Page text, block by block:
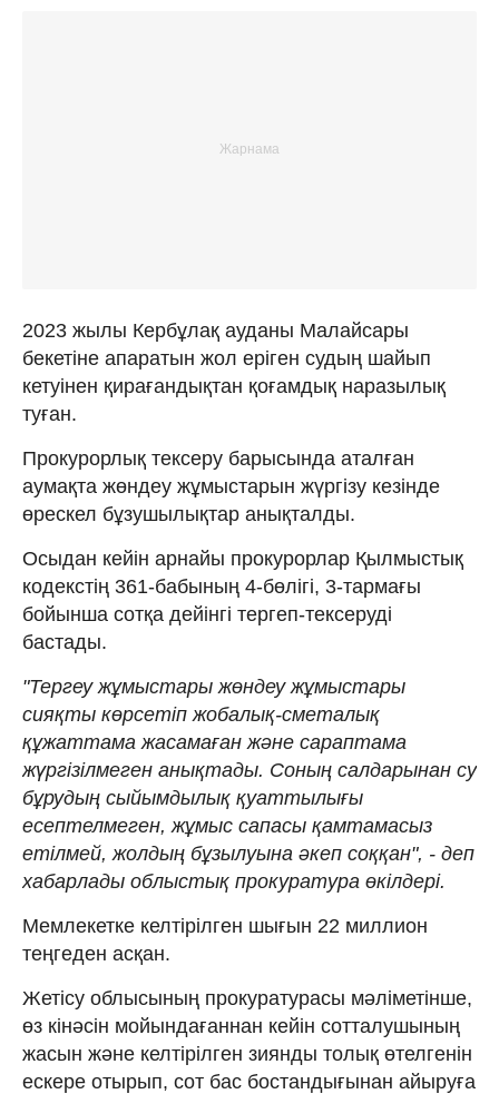
2023 жылы Кербұлақ ауданы Малайсары
бекетіне апаратын жол еріген судың шайып
кетуінен қирағандықтан қоғамдық наразылық
туған.
Прокурорлық тексеру барысында аталған
аумақта жөндеу жұмыстарын жүргізу кезінде
өрескел бұзушылықтар анықталды.
Осыдан кейін арнайы прокурорлар Қылмыстық
кодекстің 361-бабының 4-бөлігі, 3-тармағы
бойынша сотқа дейінгі тергеп-тексеруді
бастады.
"Тергеу жұмыстары жөндеу жұмыстары
сияқты көрсетіп жобалық-сметалық
құжаттама жасамаған және сараптама
жүргізілмеген анықтады. Соның салдарынан су
бұрудың сыйымдылық қуаттылығы
есептелмеген, жұмыс сапасы қамтамасыз
етілмей, жолдың бұзылуына әкеп соққан", - деп
хабарлады облыстық прокуратура өкілдері.
Мемлекетке келтірілген шығын 22 миллион
теңгеден асқан.
Жетісу облысының прокуратурасы мәліметінше,
өз кінәсін мойындағаннан кейін сотталушының
жасын және келтірілген зиянды толық өтелгенін
ескере отырып, сот бас бостандығынан айыруға